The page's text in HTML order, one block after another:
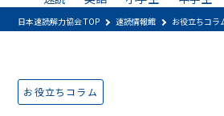
日本速読解力協会 TOP 速読情報館 お役立ちコラ
お役立ちコラム